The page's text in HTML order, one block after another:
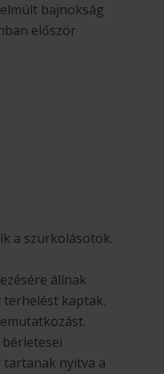
bajnokság
először
a szurkolásotok.
állnak
terhelést kaptak.
nyitva a